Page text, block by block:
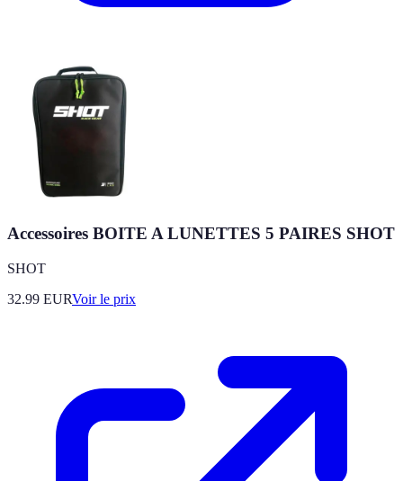
Accessoires BOITE A LUNETTES 5 PAIRES SHOT
SHOT
32.99 EURVoir le prix